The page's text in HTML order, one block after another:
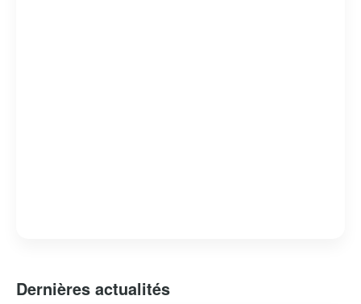
Dernières actualités